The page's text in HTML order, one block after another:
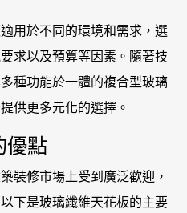
用於不同的環境和需求，選
求以及預算等因素。隨著技
種功能於一體的複合型玻璃
供更多元化的選擇。
優點
裝修市場上受到廣泛歡迎，
下是玻璃纖維天花板的主要